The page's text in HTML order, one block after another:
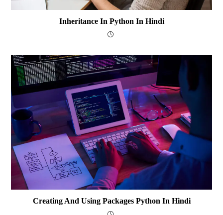
Inheritance In Python In Hindi
Creating And Using Packages Python In Hindi